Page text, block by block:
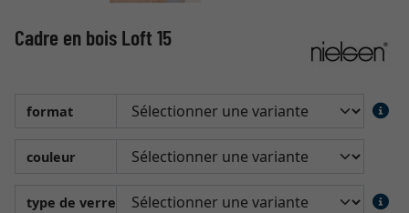
Cadre en bois Loft 15
format
couleur
type de verre